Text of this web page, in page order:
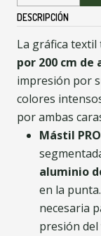
DESCRIPCIÓN
La gráfica textil
por 200 cm de
impresión por
colores
por ambas
Mástil
aluminio
en la
necesaria
presión del